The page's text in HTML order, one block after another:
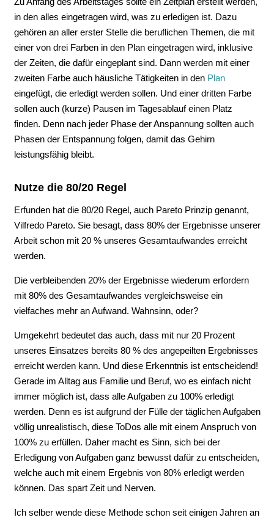
in den alles eingetragen wird, was zu erledigen ist. Dazu
gehören an aller erster Stelle die beruflichen Themen, die mit
einer von drei Farben in den Plan eingetragen wird, inklusive
der Zeiten, die dafür eingeplant sind. Dann werden mit einer
zweiten Farbe auch häusliche Tätigkeiten in den Plan
eingefügt, die erledigt werden sollen. Und einer dritten Farbe
sollen auch (kurze) Pausen im Tagesablauf einen Platz
finden. Denn nach jeder Phase der Anspannung sollten auch
Phasen der Entspannung folgen, damit das Gehirn
leistungsfähig bleibt.
Nutze die 80/20 Regel
Erfunden hat die 80/20 Regel, auch Pareto Prinzip genannt,
Vilfredo Pareto. Sie besagt, dass 80% der Ergebnisse unserer
Arbeit schon mit 20 % unseres Gesamtaufwandes erreicht
werden.
Die verbleibenden 20% der Ergebnisse wiederum erfordern
mit 80% des Gesamtaufwandes vergleichsweise ein
vielfaches mehr an Aufwand. Wahnsinn, oder?
Umgekehrt bedeutet das auch, dass mit nur 20 Prozent
unseres Einsatzes bereits 80 % des angepeilten Ergebnisses
erreicht werden kann. ͏Und diese Erkenntnis ist entscheidend!
Gerade im Alltag aus Familie und Beruf, wo es einfach nicht
immer möglich ist, dass alle Aufgaben zu 100% erledigt
werden. Denn es ist aufgrund der Fülle der täglichen Aufgaben
völlig unrealistisch, diese ToDos alle mit einem Anspruch von
100% zu erfüllen. Daher macht es Sinn, sich bei der
Erledigung von Aufgaben ganz bewusst dafür zu entscheiden,
welche auch mit einem Ergebnis von 80% erledigt werden
können. Das spart Zeit und Nerven.
Ich selber wende diese Methode schon seit einigen Jahren an